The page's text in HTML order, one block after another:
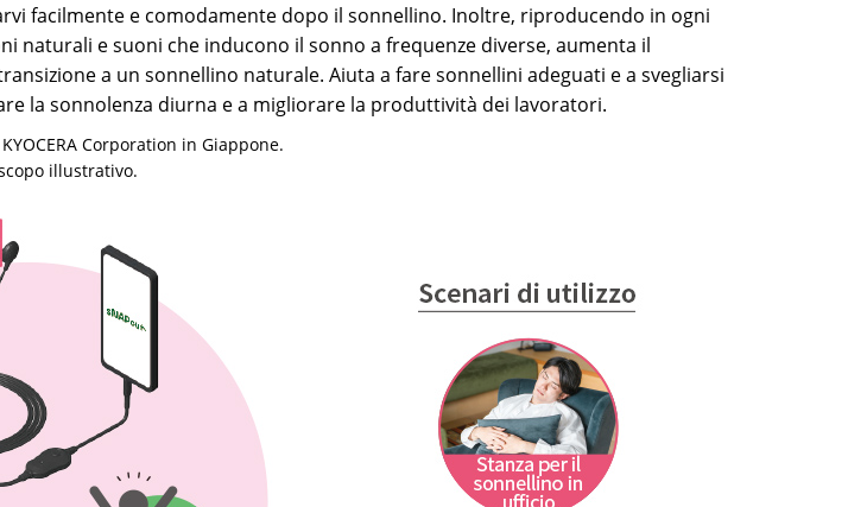
facilmente e comodamente dopo il sonnellino. Inoltre, riproducendo in ogni
naturali e suoni che inducono il sonno a frequenze diverse, aumenta il
a un sonnellino naturale. Aiuta a fare sonnellini adeguati e a svegliarsi
la sonnolenza diurna e a migliorare la produttività dei lavoratori.
Corporation in Giappone.
illustrativo.